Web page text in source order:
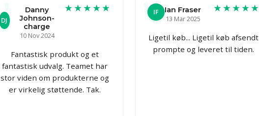
DJ
Danny
Johnson-
charge
10 Nov 2024
★★★★★
Fantastisk produkt og et
fantastisk udvalg. Teamet har
stor viden om produkterne og
er virkelig støttende. Tak.
IF
Ian Fraser
13 Mar 2025
★★★★★
Ligetil køb... Ligetil køb afsendt
prompte og leveret til tiden.